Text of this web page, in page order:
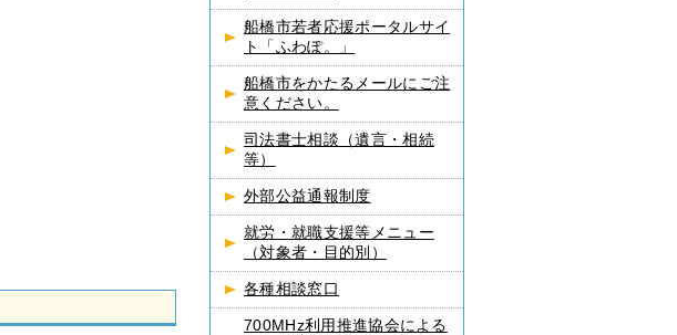
船橋市若者応援ポータルサイ
ト「ふわぽ。」
船橋市をかたるメールにご注
意ください。
司法書士相談（遺言・相続
等）
外部公益通報制度
就労・就職支援等メニュー
（対象者・目的別）
各種相談窓口
700MHz利用推進協会による